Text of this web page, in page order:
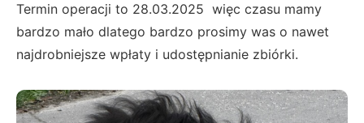
Termin operacji to 28.03.2025 więc czasu mamy
bardzo mało dlatego bardzo prosimy was o nawet
najdrobniejsze wpłaty i udostępnianie zbiórki.